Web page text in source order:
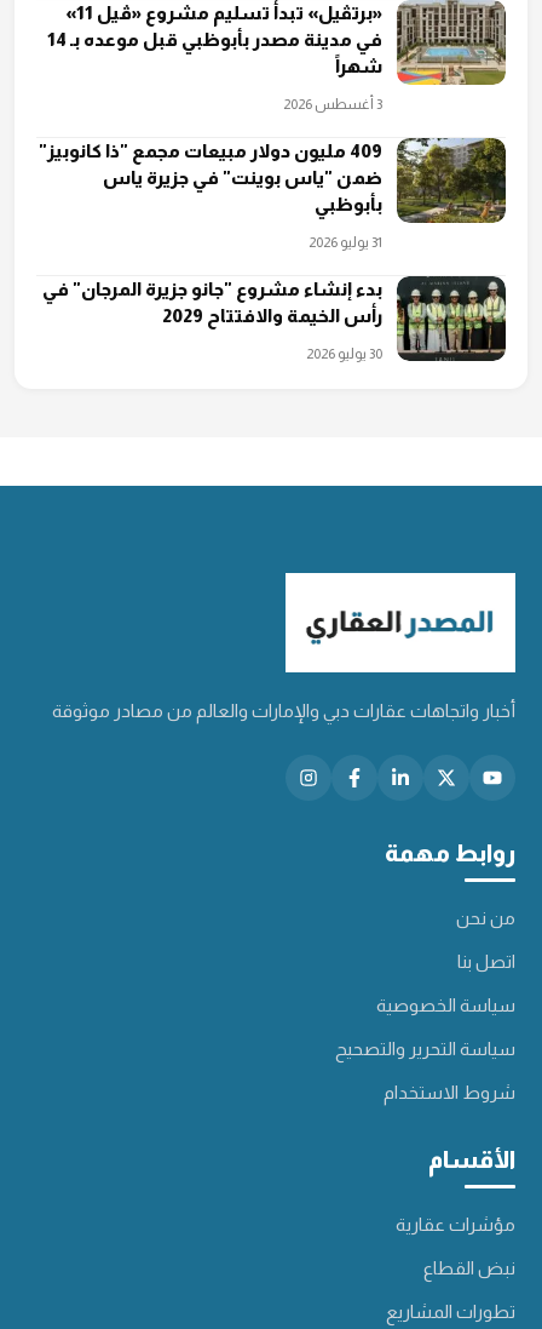
«برتڤيل» تبدأ تسليم مشروع «ڤيل 11»
في مدينة مصدر بأبوظبي قبل موعده بـ 14
شهراً
3 أغسطس 2026
409 مليون دولار مبيعات مجمع "ذا كانوبيز"
ضمن "ياس بوينت" في جزيرة ياس
بأبوظبي
31 يوليو 2026
بدء إنشاء مشروع "جانو جزيرة المرجان" في
رأس الخيمة والافتتاح 2029
30 يوليو 2026
أخبار واتجاهات عقارات دبي والإمارات والعالم من مصادر موثوقة
روابط مهمة
من نحن
اتصل بنا
سياسة الخصوصية
سياسة التحرير والتصحيح
شروط الاستخدام
الأقسام
مؤشرات عقارية
نبض القطاع
تطورات المشاريع